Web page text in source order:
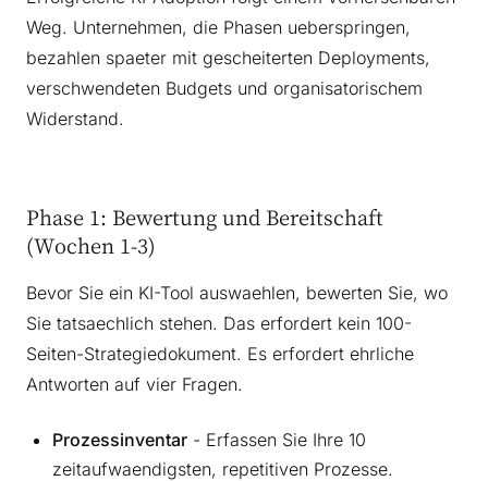
Weg. Unternehmen, die Phasen ueberspringen,
bezahlen spaeter mit gescheiterten Deployments,
verschwendeten Budgets und organisatorischem
Widerstand.
Phase 1: Bewertung und Bereitschaft
(Wochen 1-3)
Bevor Sie ein KI-Tool auswaehlen, bewerten Sie, wo
Sie tatsaechlich stehen. Das erfordert kein 100-
Seiten-Strategiedokument. Es erfordert ehrliche
Antworten auf vier Fragen.
Prozessinventar - Erfassen Sie Ihre 10
zeitaufwaendigsten, repetitiven Prozesse.